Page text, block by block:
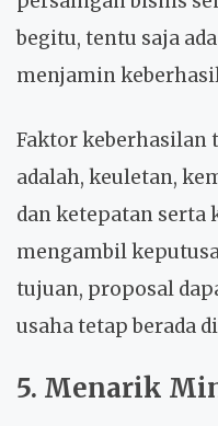
begitu, tentu saja
menjamin
Faktor keberhasilan
adalah, keuletan,
dan ketepatan serta
mengambil
tujuan, proposal
usaha tetap berada
5. Menarik